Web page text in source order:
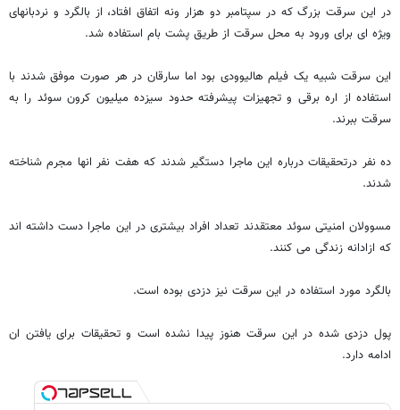
در این سرقت بزرگ که در سپتامبر دو هزار ونه اتفاق افتاد، از بالگرد و نردبانهای
ویژه ای برای ورود به محل سرقت از طریق پشت بام استفاده شد.
این سرقت شبیه یک فیلم هالیوودی بود اما سارقان در هر صورت موفق شدند با
استفاده از اره برقی و تجهیزات پیشرفته حدود سیزده میلیون کرون سوئد را به
سرقت ببرند.
ده نفر درتحقیقات درباره این ماجرا دستگیر شدند که هفت نفر انها مجرم شناخته
شدند.
مسوولان امنیتی سوئد معتقدند تعداد افراد بیشتری در این ماجرا دست داشته اند
که ازادانه زندگی می کنند.
بالگرد مورد استفاده در این سرقت نیز دزدی بوده است.
پول دزدی شده در این سرقت هنوز پیدا نشده است و تحقیقات برای یافتن ان
ادامه دارد.